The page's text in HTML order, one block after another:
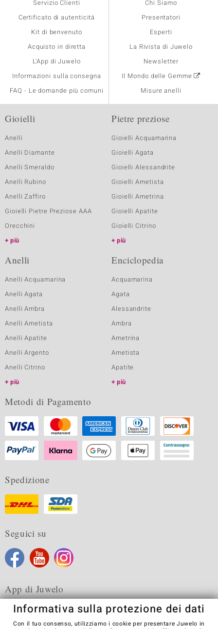
Servizio Clienti
Certificato di autenticità
Kit di benvenuto
Acquisto in diretta
L'App di Juwelo
Informazioni sulla consegna
FAQ - Le domande più comuni
Chi Siamo
Presentatori
Esperti
La Rivista di Juwelo
Newsletter
Il Mondo delle Gemme
Misure anelli
Gioielli
Anelli
Anelli Diamante
Anelli Smeraldo
Anelli Rubino
Anelli Zaffiro
Gioielli Pietre Preziose AAA
Orecchini
più
Pietre preziose
Gioielli Acquamarina
Gioielli Agata
Gioielli Alessandrite
Gioielli Ametista
Gioielli Ametrina
Gioielli Apatite
Gioielli Citrino
più
Anelli
Anelli Acquamarina
Anelli Agata
Anelli Ambra
Anelli Ametista
Anelli Apatite
Anelli Argento
Anelli Citrino
più
Enciclopedia
Acquamarina
Agata
Alessandrite
Ambra
Ametrina
Ametista
Apatite
più
Metodi di Pagamento
Spedizione
Seguici su
App di Juwelo
Informativa sulla protezione dei dati
Con il tuo consenso, utilizziamo i cookie per presentare Juwelo in